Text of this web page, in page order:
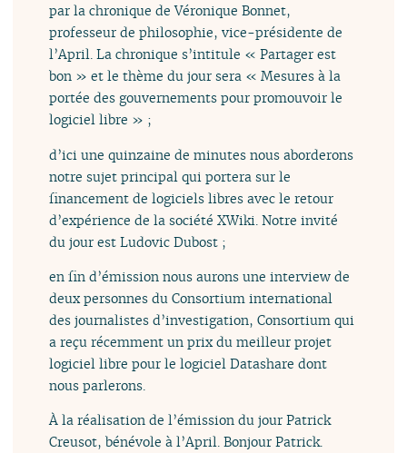
par la chronique de Véronique Bonnet,
professeur de philosophie, vice-présidente de
l’April. La chronique s’intitule « Partager est
bon » et le thème du jour sera « Mesures à la
portée des gouvernements pour promouvoir le
logiciel libre » ;
d’ici une quinzaine de minutes nous aborderons
notre sujet principal qui portera sur le
financement de logiciels libres avec le retour
d’expérience de la société XWiki. Notre invité
du jour est Ludovic Dubost ;
en fin d’émission nous aurons une interview de
deux personnes du Consortium international
des journalistes d’investigation, Consortium qui
a reçu récemment un prix du meilleur projet
logiciel libre pour le logiciel Datashare dont
nous parlerons.
À la réalisation de l’émission du jour Patrick
Creusot, bénévole à l’April. Bonjour Patrick.